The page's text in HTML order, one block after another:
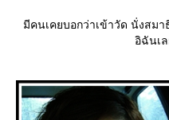
มีคนเคยบอกว่าเข้าวัด นั่งสม
อิฉันเ